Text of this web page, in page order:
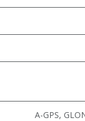
A-GPS,